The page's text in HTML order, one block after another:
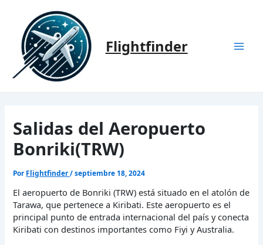
contenido
Flightfinder
Salidas del Aeropuerto
Bonriki(TRW)
Por Flightfinder/septiembre 18, 2024
El aeropuerto de Bonriki (TRW) está situado en el atolón de
Tarawa, que pertenece a Kiribati. Este aeropuerto es el
principal punto de entrada internacional del país y conecta
Kiribati con destinos importantes como Fiyi y Australia.